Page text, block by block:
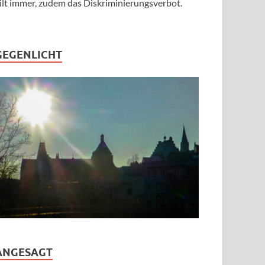
immer, zudem das Diskriminierungsverbot.